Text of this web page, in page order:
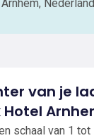
Nederland
van je
schaal van 1